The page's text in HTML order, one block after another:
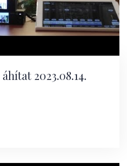
2023.08.14.